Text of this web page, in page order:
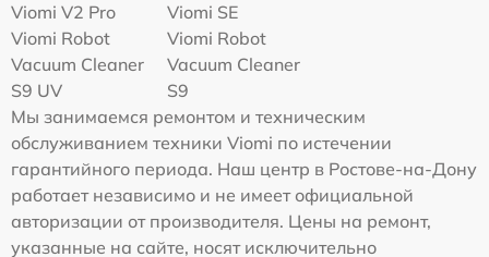
Viomi V2 Pro
Viomi SE
Viomi Robot
Vacuum Cleaner
S9 UV
Viomi Robot
Vacuum Cleaner
S9
Мы занимаемся ремонтом и техническим
обслуживанием техники Viomi по истечении
гарантийного периода. Наш центр в Ростове-на-Дону
работает независимо и не имеет официальной
авторизации от производителя. Цены на ремонт,
указанные на сайте, носят исключительно